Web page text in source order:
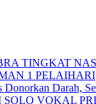
TINGKAT
1 PELAIHARI
Donorkan Darah,
VOKAL